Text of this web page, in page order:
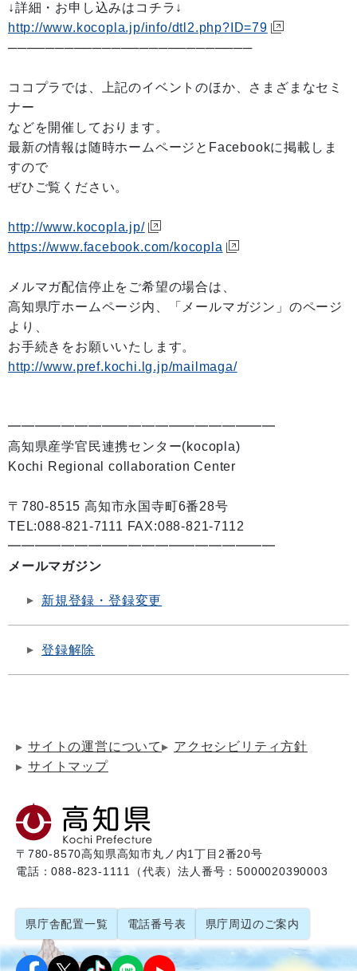
↓詳細・お申し込みはコチラ↓
http://www.kocopla.jp/info/dtl2.php?ID=79
──────────────────────────
ココプラでは、上記のイベントのほか、さまざまなセミ
ナー
などを開催しております。
最新の情報は随時ホームページとFacebookに掲載しま
すので
ぜひご覧ください。
http://www.kocopla.jp/
https://www.facebook.com/kocopla
メルマガ配信停止をご希望の場合は、
高知県庁ホームページ内、「メールマガジン」のページ
より、
お手続きをお願いいたします。
http://www.pref.kochi.lg.jp/mailmaga/
━━━━━━━━━━━━━━━━━━━━
高知県産学官民連携センター(kocopla)
Kochi Regional collaboration Center
〒780-8515 高知市永国寺町6番28号
TEL:088-821-7111 FAX:088-821-7112
━━━━━━━━━━━━━━━━━━━━
メールマガジン
新規登録・登録変更
登録解除
サイトの運営について
アクセシビリティ方針
サイトマップ
〒780-8570高知県高知市丸ノ内1丁目2番20号
電話：088-823-1111（代表）法人番号：5000020390003
県庁舎配置一覧 電話番号表 県庁周辺のご案内